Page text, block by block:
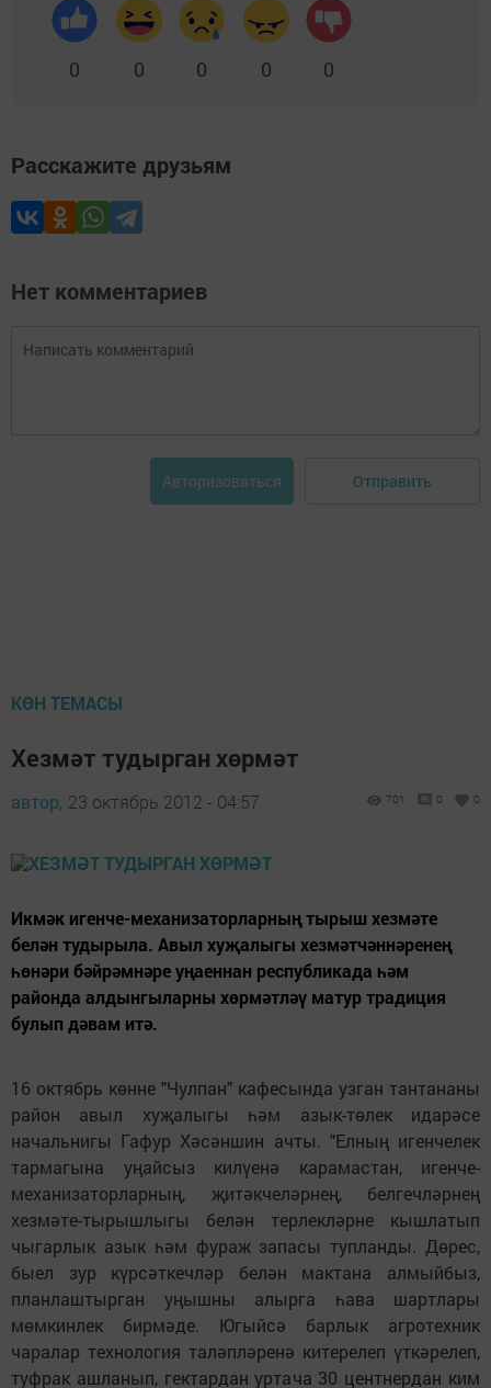
0 0 0 0 0
Расскажите друзьям
Нет комментариев
Авторизоваться Отправить
КӨН ТЕМАСЫ
Хезмәт тудырган хөрмәт
автор, 23 октябрь 2012 - 04:57 701 0 0
Икмәк игенче-механизаторларның тырыш хезмәте
белән тудырыла. Авыл хуҗалыгы хезмәтчәннәренең
һөнәри бәйрәмнәре уңаеннан республикада һәм
районда алдынгыларны хөрмәтләү матур традиция
булып дәвам итә.
16 октябрь көнне "Чулпан" кафесында узган тантананы
район авыл хуҗалыгы һәм азык-төлек идарәсе
начальнигы Гафур Хәсәншин ачты. "Елның игенчелек
тармагына уңайсыз килүенә карамастан, игенче-
механизаторларның, җитәкчеләрнең, белгечләрнең
хезмәте-тырышлыгы белән терлекләрне кышлатып
чыгарлык азык һәм фураж запасы тупланды. Дөрес,
быел зур күрсәткечләр белән мактана алмыйбыз,
планлаштырган уңышны алырга һава шартлары
мөмкинлек бирмәде. Югыйсә барлык агротехник
чаралар технология таләпләренә китерелеп үткәрелеп,
туфрак ашланып, гектардан уртача 30 центнердан ким